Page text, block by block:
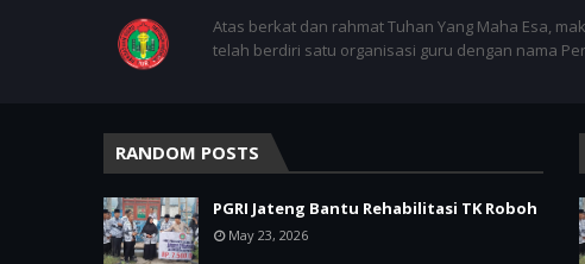
Atas berkat dan rahmat Tuhan Yang Maha Esa,
telah berdiri satu organisasi guru dengan nama
RANDOM POSTS
PGRI Jateng Bantu Rehabilitasi TK Roboh
May 23, 2026